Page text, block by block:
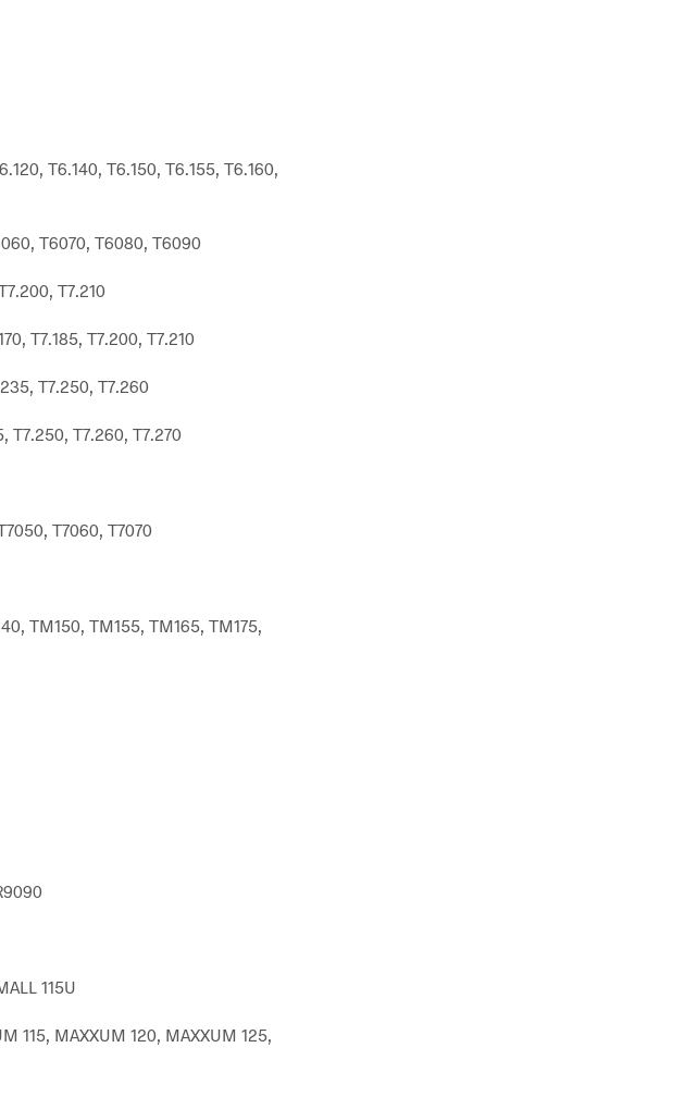
T6.140, T6.150, T6.155, T6.160,
T6070, T6080, T6090
T7.210
T7.185, T7.200, T7.210
T7.250, T7.260
T7.250, T7.260, T7.270
T7060, T7070
TM150, TM155, TM165, TM175,
115U
115, MAXXUM 120, MAXXUM 125,